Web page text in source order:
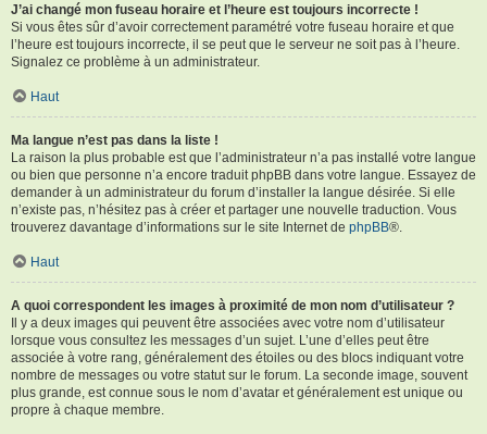
J’ai changé mon fuseau horaire et l’heure est toujours incorrecte !
Si vous êtes sûr d’avoir correctement paramétré votre fuseau horaire et que
l’heure est toujours incorrecte, il se peut que le serveur ne soit pas à l’heure.
Signalez ce problème à un administrateur.
Haut
Ma langue n’est pas dans la liste !
La raison la plus probable est que l’administrateur n’a pas installé votre langue
ou bien que personne n’a encore traduit phpBB dans votre langue. Essayez de
demander à un administrateur du forum d’installer la langue désirée. Si elle
n’existe pas, n’hésitez pas à créer et partager une nouvelle traduction. Vous
trouverez davantage d’informations sur le site Internet de phpBB®.
Haut
A quoi correspondent les images à proximité de mon nom d’utilisateur ?
Il y a deux images qui peuvent être associées avec votre nom d’utilisateur
lorsque vous consultez les messages d’un sujet. L’une d’elles peut être
associée à votre rang, généralement des étoiles ou des blocs indiquant votre
nombre de messages ou votre statut sur le forum. La seconde image, souvent
plus grande, est connue sous le nom d’avatar et généralement est unique ou
propre à chaque membre.